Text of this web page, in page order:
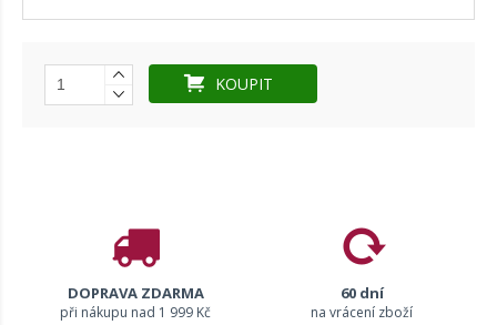
KOUPIT
DOPRAVA ZDARMA
při nákupu nad 1 999 Kč
60 dní
na vrácení zboží